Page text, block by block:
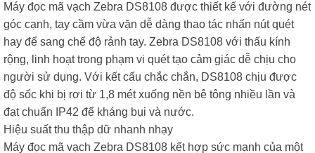
Máy đọc mã vạch Zebra DS8108 được thiết kế với đường nét
góc cạnh, tay cầm vừa vặn dễ dàng thao tác nhấn nút quét
hay để sang chế độ rảnh tay. Zebra DS8108 với thấu kính
rộng, linh hoạt trong phạm vi quét tạo cảm giác dễ chịu cho
người sử dụng. Với kết cấu chắc chắn, DS8108 chịu được
độ sốc khi bị rơi từ 1,8 mét xuống nền bê tông nhiều lần và
đạt chuẩn IP42 để kháng bụi và nước.
Hiệu suất thu thập dữ nhanh nhạy
Máy đọc mã vạch Zebra DS8108 kết hợp sức mạnh của một